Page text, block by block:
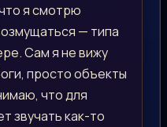
я смотрю
— типа
Сам я не вижу
просто объекты
что для
звучать как-то